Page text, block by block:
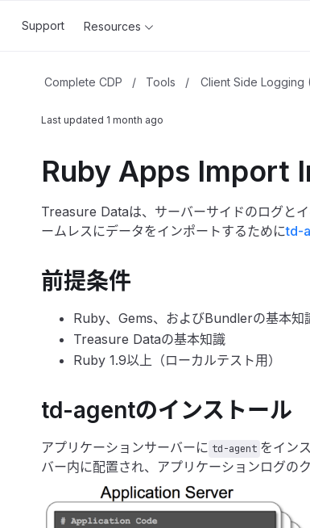
Support Resources
Complete CDP / Tools / Client Side Logging
Last updated 1 month ago
Ruby Apps Import
Treasure Dataは、サーバーサイドのログと
ームレスにデータをインポートするためにtd-
前提条件
Ruby、Gems、およびBundlerの基本知
Treasure Dataの基本知識
Ruby 1.9以上（ローカルテスト用）
td-agentのインストール
アプリケーションサーバーに td-agent をイン
バー内に配置され、アプリケーションログの